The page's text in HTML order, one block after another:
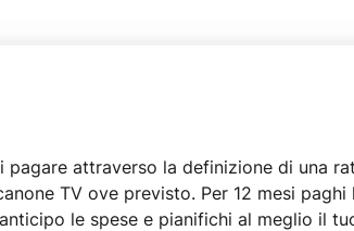
pagare attraverso la definizione di una
TV ove previsto. Per 12 mesi
le spese e pianifichi al meglio il